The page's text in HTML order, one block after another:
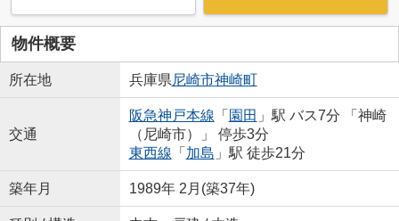
物件概要
所在地 兵庫県尼崎市神崎町
交通
阪急神戸本線 「 園田 」駅 バス7分 「神崎
（尼崎市）」 停歩3分
東西線 「 加島 」駅 徒歩21分
築年月 1989年 2月(築37年)